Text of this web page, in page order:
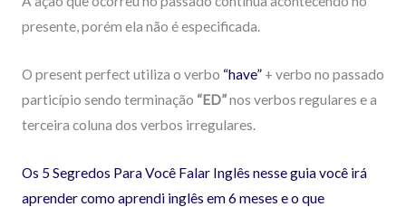
presente, porém ela não é especificada.
O present perfect utiliza o verbo “have”+ verbo no passado
particípio sendo terminação “ED”nos verbos regulares e a
terceira coluna dos verbos irregulares.
Os 5 Segredos Para Você Falar Inglês nesse guia você irá
aprender como aprendi inglês em 6 meses e o que